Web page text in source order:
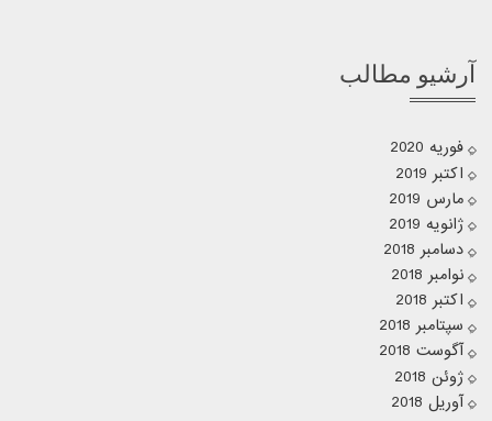
آرشیو مطالب
فوریه 2020
اکتبر 2019
مارس 2019
ژانویه 2019
دسامبر 2018
نوامبر 2018
اکتبر 2018
سپتامبر 2018
آگوست 2018
ژوئن 2018
آوریل 2018